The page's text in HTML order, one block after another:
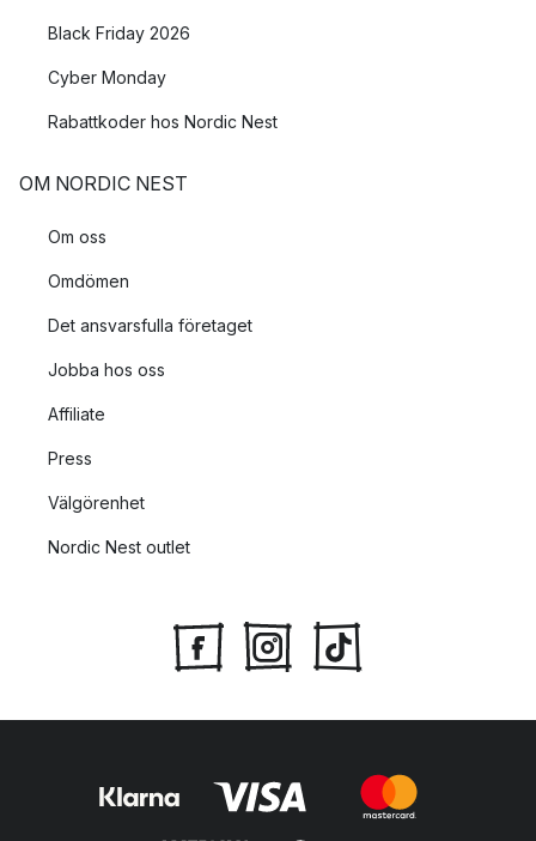
Black Friday 2026
Cyber Monday
Rabattkoder hos Nordic Nest
OM NORDIC NEST
Om oss
Omdömen
Det ansvarsfulla företaget
Jobba hos oss
Affiliate
Press
Välgörenhet
Nordic Nest outlet